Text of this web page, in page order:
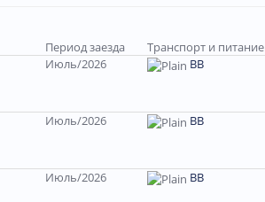
Период заезда Транспорт и питание
Июль/2026 ВВ
Июль/2026 ВВ
Июль/2026 ВВ